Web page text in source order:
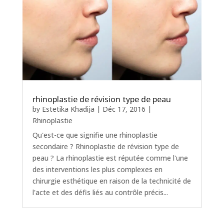
rhinoplastie de révision type de peau
by Estetika Khadija | Déc 17, 2016 |
Rhinoplastie
Qu'est-ce que signifie une rhinoplastie
secondaire ? Rhinoplastie de révision type de
peau ? La rhinoplastie est réputée comme l'une
des interventions les plus complexes en
chirurgie esthétique en raison de la technicité de
l'acte et des défis liés au contrôle précis...